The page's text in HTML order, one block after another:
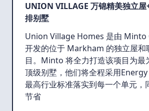
UNION VILLAGE 万锦精美独立
排别墅
Union Village Homes 是由
开发的位于 Markham 的独立屋和
目。Minto 将全力打造该项目为最
顶级别墅，他们将全程采用
最高行业标准落实到每一个单元，
节省